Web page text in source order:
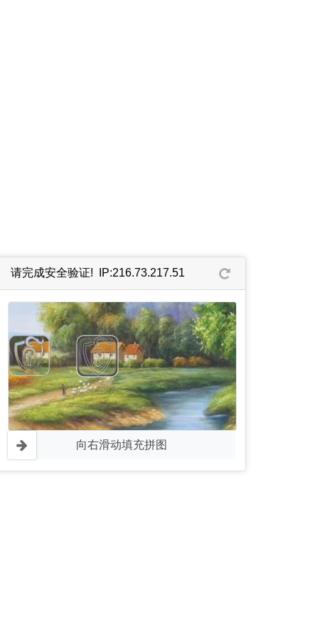
请完成安全验证! IP:216.73.217.51
向右滑动填充拼图